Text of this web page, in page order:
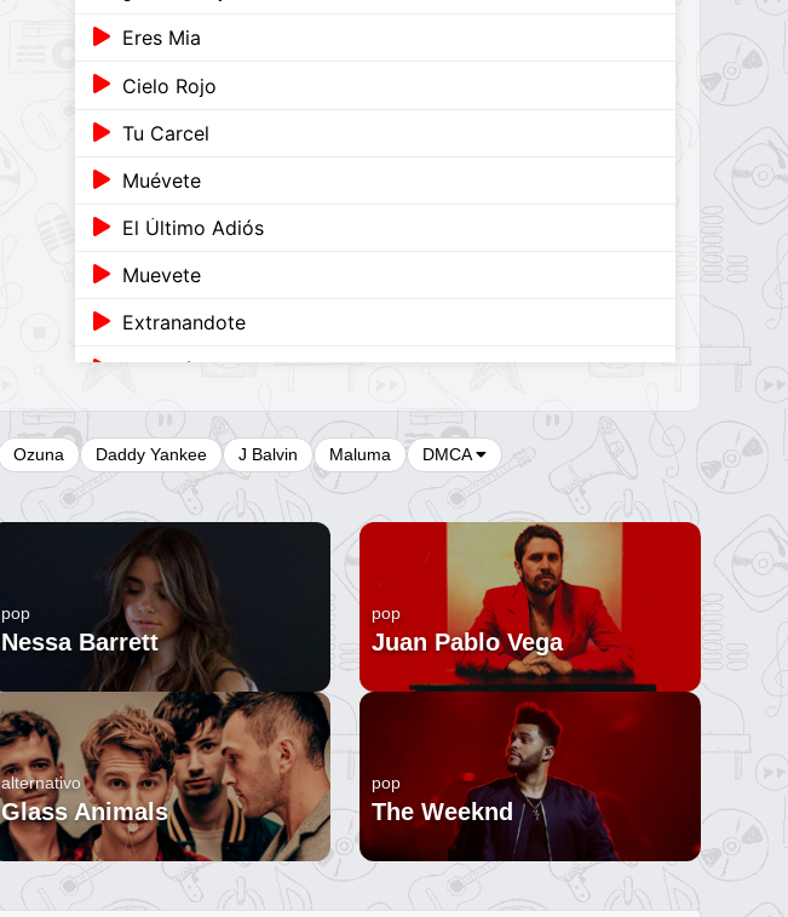
Eres Mia
Cielo Rojo
Tu Carcel
Muévete
El Último Adiós
Muevete
Extranandote
Extrañándote
El Ultimo Adios
Para Que Seas Feliz
Mi Mayor Sacrificio
Ozuna Daddy Yankee J Balvin Maluma DMCA
pop
Nessa Barrett
pop
Juan Pablo Vega
alternativo
Glass Animals
pop
The Weeknd